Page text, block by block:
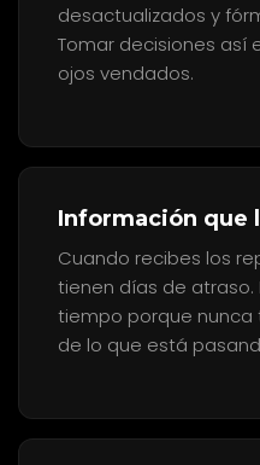
desactualizados y
Tomar decisiones así
ojos vendados.
Información que
Cuando recibes los
tienen días de
tiempo porque
de lo que está